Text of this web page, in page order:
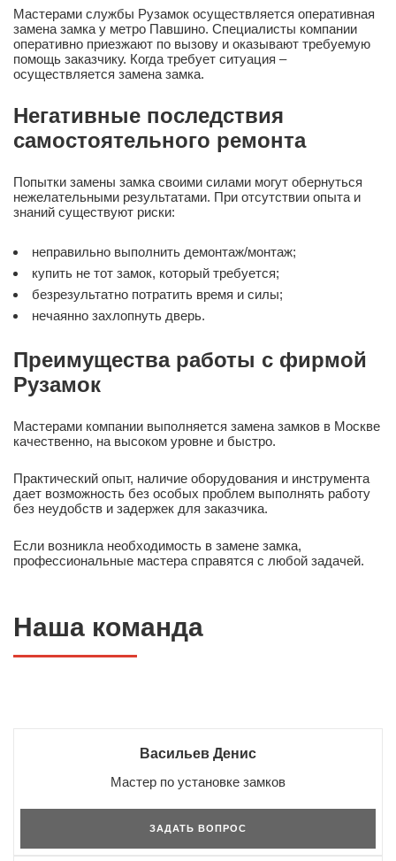
Мастерами службы Рузамок осуществляется оперативная
замена замка у метро Павшино. Специалисты компании
оперативно приезжают по вызову и оказывают требуемую
помощь заказчику. Когда требует ситуация –
осуществляется замена замка.
Негативные последствия
самостоятельного ремонта
Попытки замены замка своими силами могут обернуться
нежелательными результатами. При отсутствии опыта и
знаний существуют риски:
неправильно выполнить демонтаж/монтаж;
купить не тот замок, который требуется;
безрезультатно потратить время и силы;
нечаянно захлопнуть дверь.
Преимущества работы с фирмой
Рузамок
Мастерами компании выполняется замена замков в Москве
качественно, на высоком уровне и быстро.
Практический опыт, наличие оборудования и инструмента
дает возможность без особых проблем выполнять работу
без неудобств и задержек для заказчика.
Если возникла необходимость в замене замка,
профессиональные мастера справятся с любой задачей.
Наша команда
Васильев Денис
Мастер по установке замков
ЗАДАТЬ ВОПРОС